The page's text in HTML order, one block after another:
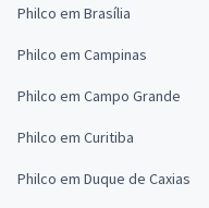
Philco em Brasília
Philco em Campinas
Philco em Campo Grande
Philco em Curitiba
Philco em Duque de Caxias